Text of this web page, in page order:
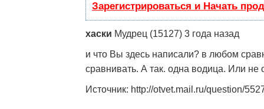
Зарегистрироваться и Начать
хаски Мудрец (15127) 3 года назад
и что Вы здесь написали? в любом
сравнивать. А так. одна водица. Или не
Источник: http://otvet.mail.ru/question/